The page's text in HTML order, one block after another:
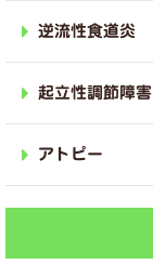
逆流性食道炎
起立性調節障害
アトピー